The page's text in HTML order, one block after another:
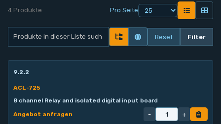
Kontakt
Service
Registrieren
4 Produkte Pro Seite
Reset Filter
9.2.2
ACL-725
8 channel Relay and isolated digital input board
Angebot anfragen
- +